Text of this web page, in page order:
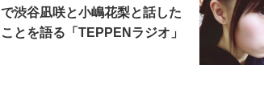
で渋谷凪咲と小嶋花梨と話した
ことを語る「TEPPENラジオ」